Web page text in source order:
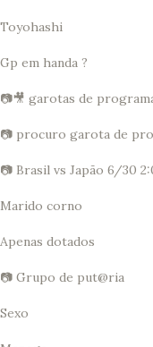
Toyohashi
Gp em handa ?
📷🎥 garotas de
📷 procuro garota de
📷 Brasil vs Japão 6/30
Marido corno
Apenas dotados
📷 Grupo de put@ria
Sexo